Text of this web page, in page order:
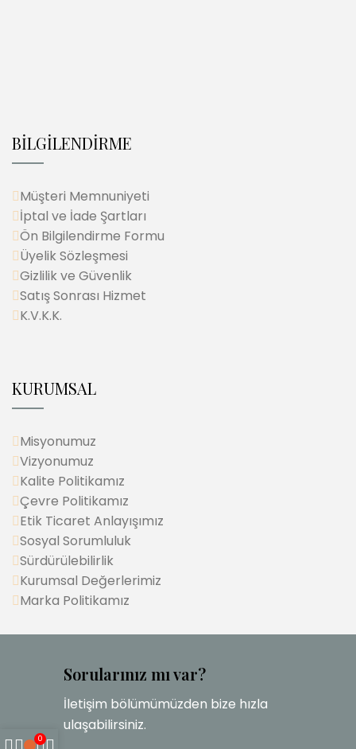
BİLGİLENDİRME
Müşteri Memnuniyeti
İptal ve İade Şartları
Ön Bilgilendirme Formu
Üyelik Sözleşmesi
Gizlilik ve Güvenlik
Satış Sonrası Hizmet
K.V.K.K.
KURUMSAL
Misyonumuz
Vizyonumuz
Kalite Politikamız
Çevre Politikamız
Etik Ticaret Anlayışımız
Sosyal Sorumluluk
Sürdürülebilirlik
Kurumsal Değerlerimiz
Marka Politikamız
Sorularınız mı var?
İletişim bölümümüzden bize hızla
ulaşabilirsiniz.
0